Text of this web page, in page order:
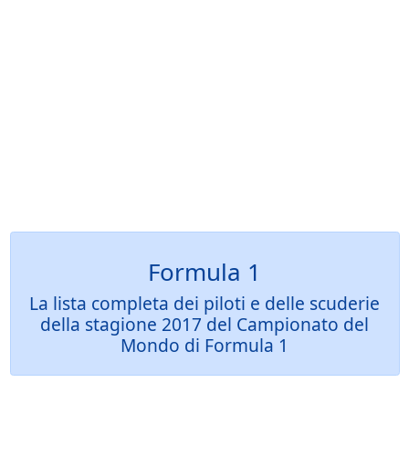
Formula 1
La lista completa dei piloti e delle scuderie
della stagione 2017 del Campionato del
Mondo di Formula 1